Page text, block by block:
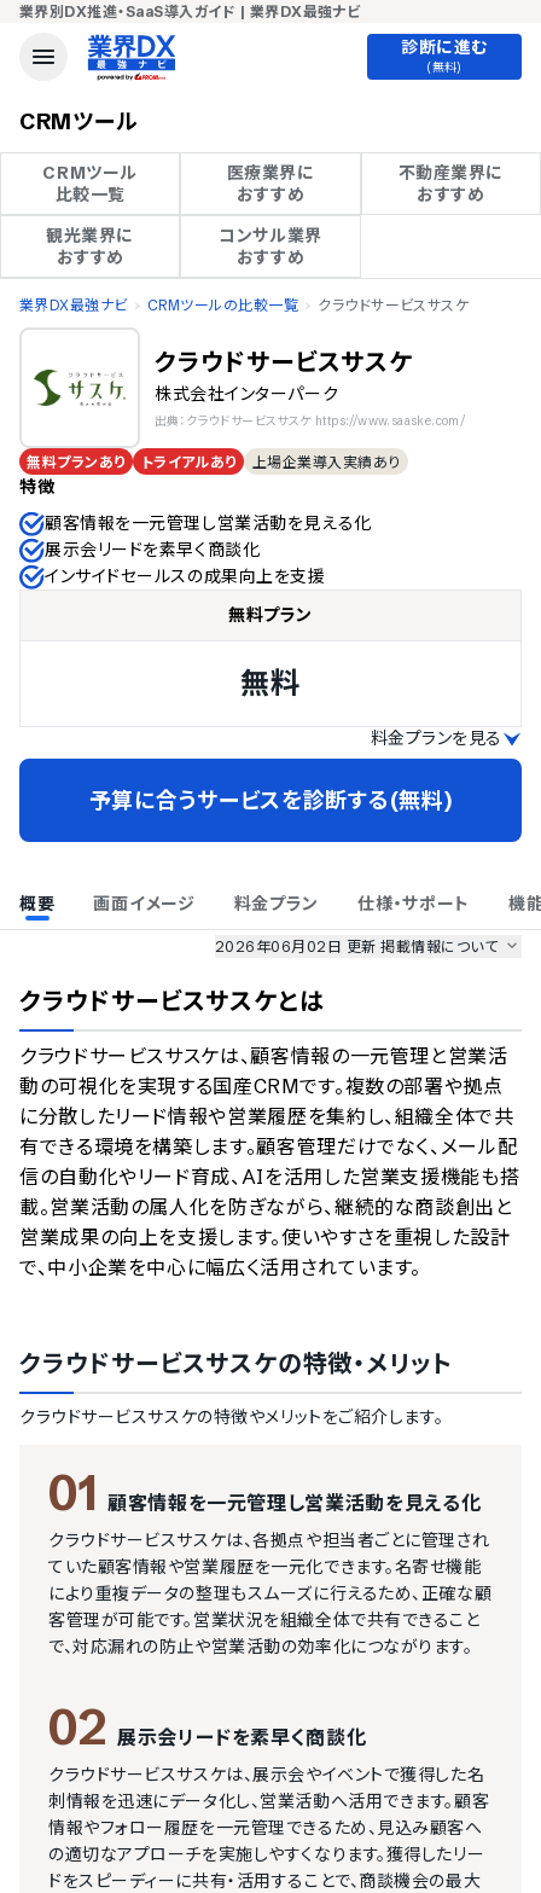
業界別DX推進・SaaS導入ガイド | 業界DX最強ナビ
診断に進む
(無料)
CRMツール
CRMツール
比較一覧
医療業界に
おすすめ
不動産業界に
おすすめ
観光業界に
おすすめ
コンサル業界
おすすめ
業界DX最強ナビ CRMツールの比較一覧 クラウドサービスサスケ
クラウドサービスサスケ
株式会社インターパーク
出典：クラウドサービスサスケ https://www.saaske.com/
無料プランあり トライアルあり 上場企業導入実績あり
特徴
顧客情報を一元管理し営業活動を見える化
展示会リードを素早く商談化
インサイドセールスの成果向上を支援
無料プラン
無料
料金プランを見る
予算に合うサービスを診断する(無料)
概要 画面イメージ 料金プラン 仕様・サポート 機
2026年06月02日 更新掲載情報について
のサービス情報は、
のサービスデータを参照しています。
情報更新者：業界DX最強ナビ編集部 情報取得元 掲載修正依頼
クラウドサービスサスケとは
クラウドサービスサスケは、顧客情報の一元管理と営業活
動の可視化を実現する国産CRMです。複数の部署や拠点
に分散したリード情報や営業履歴を集約し、組織全体で共
有できる環境を構築します。顧客管理だけでなく、メール配
信の自動化やリード育成、AIを活用した営業支援機能も搭
載。営業活動の属人化を防ぎながら、継続的な商談創出と
営業成果の向上を支援します。使いやすさを重視した設計
で、中小企業を中心に幅広く活用されています。
クラウドサービスサスケの特徴・メリット
クラウドサービスサスケの特徴やメリットをご紹介します。
01 顧客情報を一元管理し営業活動を見える化
クラウドサービスサスケは、各拠点や担当者ごとに管理され
ていた顧客情報や営業履歴を一元化できます。名寄せ機能
により重複データの整理もスムーズに行えるため、正確な顧
客管理が可能です。営業状況を組織全体で共有できること
で、対応漏れの防止や営業活動の効率化につながります。
02 展示会リードを素早く商談化
クラウドサービスサスケは、展示会やイベントで獲得した名
刺情報を迅速にデータ化し、営業活動へ活用できます。顧客
情報やフォロー履歴を一元管理できるため、見込み顧客へ
の適切なアプローチを実施しやすくなります。獲得したリー
ドをスピーディーに共有・活用することで、商談機会の最大